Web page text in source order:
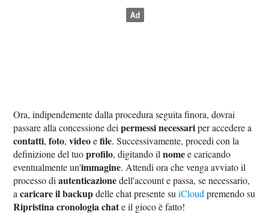
Ora, indipendemente dalla procedura seguita finora, dovrai
passare alla concessione deipermessi necessariper accedere a
contatti,foto,videoefile. Successivamente, procedi con la
definizione del tuoprofilo, digitando ilnomee caricando
eventualmente un'immagine. Attendi ora che venga avviato il
processo diautenticazionedell'account e passa, se necessario,
acaricare il backupdelle chat presente suiCloud premendo su
Ripristina cronologia chate il gioco è fatto!